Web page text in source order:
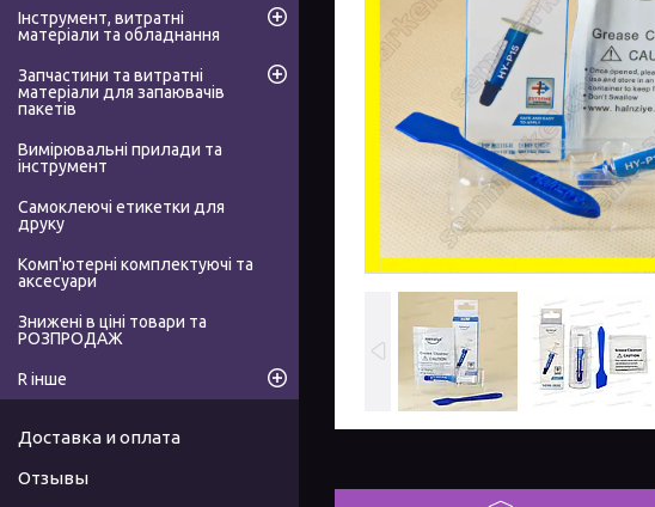
Інструмент, витратні
матеріали та обладнання
Запчастини та витратні
матеріали для запаювачів
пакетів
Вимірювальні прилади та
інструмент
Самоклеючі етикетки для
друку
Комп'ютерні комплектуючі та
аксесуари
Знижені в ціні товари та
РОЗПРОДАЖ
R інше
Доставка и оплата
Отзывы